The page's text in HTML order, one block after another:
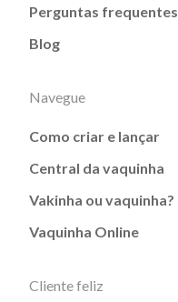
Perguntas frequentes
Blog
Navegue
Como criar e lançar
Central da vaquinha
Vakinha ou vaquinha?
Vaquinha Online
Cliente feliz